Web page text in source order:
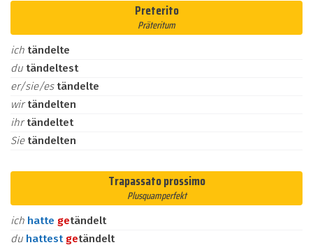
Preterito
Präteritum
ich tändelte
du tändeltest
er/sie/es tändelte
wirtändelten
ihrtändeltet
Sie tändelten
Trapassato prossimo
Plusquamperfekt
ich hatte getändelt
du hattest getändelt